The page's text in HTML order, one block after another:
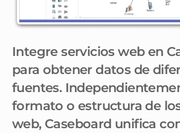
Integre servicios web en
para obtener datos de
fuentes.
formato o estructura de
web, Caseboard unifica